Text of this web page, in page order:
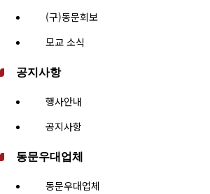
(구)동문회보
모교 소식
공지사항
행사안내
공지사항
동문우대업체
동문우대업체